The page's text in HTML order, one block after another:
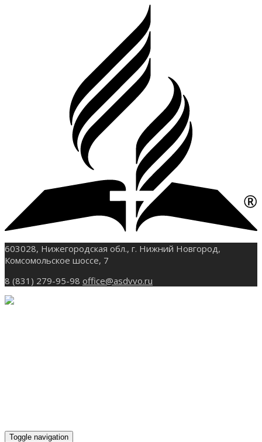
603028, Нижегородская обл., г. Нижний Новгород,
Комсомольское шоссе, 7
8 (831) 279-95-98 office@asdvvo.ru
Toggle navigation